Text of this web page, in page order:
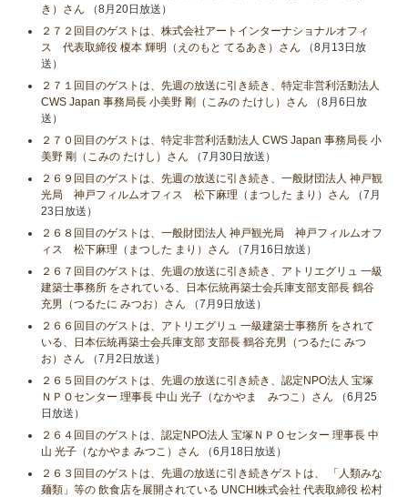
き）さん （8月20日放送）
２７２回目のゲストは、株式会社アートインターナショナルオフィ
ス 代表取締役 榎本 輝明（えのもと てるあき）さん （8月13日放
送）
２７１回目のゲストは、先週の放送に引き続き、特定非営利活動法人
CWS Japan 事務局長 小美野 剛（こみの たけし）さん （8月6日放
送）
２７０回目のゲストは、特定非営利活動法人 CWS Japan 事務局長 小
美野 剛（こみの たけし）さん （7月30日放送）
２６９回目のゲストは、先週の放送に引き続き、一般財団法人 神戸観
光局 神戸フィルムオフィス 松下麻理（まつした まり）さん （7月
23日放送）
２６８回目のゲストは、一般財団法人 神戸観光局 神戸フィルムオフ
ィス 松下麻理（まつした まり）さん （7月16日放送）
２６７回目のゲストは、先週の放送に引き続き、アトリエグリュ 一級
建築士事務所 をされている、日本伝統再築士会兵庫支部支部長 鶴谷
充男（つるたに みつお）さん （7月9日放送）
２６６回目のゲストは、アトリエグリュ 一級建築士事務所 をされて
いる、日本伝統再築士会兵庫支部 支部長 鶴谷充男（つるたに みつ
お）さん （7月2日放送）
２６５回目のゲストは、先週の放送に引き続き、認定NPO法人 宝塚
ＮＰＯセンター 理事長 中山 光子（なかやま みつこ）さん （6月25
日放送）
２６４回目のゲストは、認定NPO法人 宝塚ＮＰＯセンター 理事長 中
山 光子（なかやま みつこ）さん （6月18日放送）
２６３回目のゲストは、先週の放送に引き続きゲストは、 「人類みな
麺類」等の 飲食店を展開されている UNCHI株式会社 代表取締役 松村